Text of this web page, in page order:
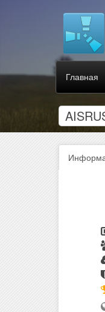
Главная